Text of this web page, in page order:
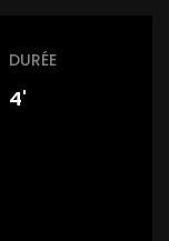
DURÉE
4'